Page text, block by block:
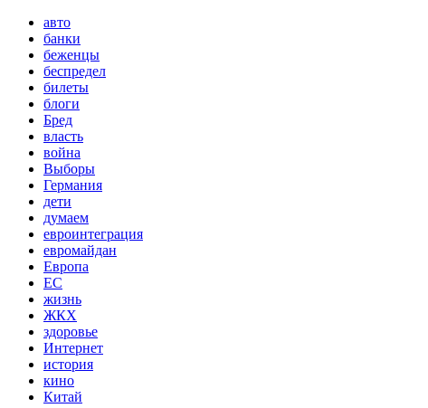
авто
банки
беженцы
беспредел
билеты
блоги
Бред
власть
война
Выборы
Германия
дети
думаем
евроинтеграция
евромайдан
Европа
ЕС
жизнь
ЖКХ
здоровье
Интернет
история
кино
Китай